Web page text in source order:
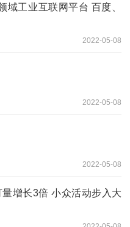
域工业互联网平台 百度、
2022-05-08
2022-05-08
2022-05-08
增长3倍 小众活动步入大